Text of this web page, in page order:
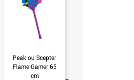
Peak ou Scepter
Flame Gamer 65
cm